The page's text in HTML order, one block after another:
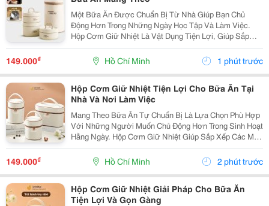
Một Bữa Ăn Được Chuẩn Bị Từ Nhà Giúp Bạn Chủ
Động Hơn Trong Những Ngày Học Tập Và Làm Việc.
Hộp Cơm Giữ Nhiệt Là Vật Dụng Tiện Lợi, Giúp Sắp
Xếp Các Món Ăn Ngăn Nắp Và Dễ Dàng Mang Theo
Trong Nhiều Hoàn Cảnh Khác Nhau. Chọn Hộp Phù Hợp
Với Khẩu...
149.000₫ Hồ Chí Minh 1 phút trước
Hộp Cơm Giữ Nhiệt Tiện Lợi Cho Bữa Ăn Tại
Nhà Và Nơi Làm Việc
Mang Theo Bữa Ăn Tự Chuẩn Bị Là Lựa Chọn Phù Hợp
Với Những Người Muốn Chủ Động Hơn Trong Sinh Hoạt
Hằng Ngày. Hộp Cơm Giữ Nhiệt Giúp Sắp Xếp Các Món
Ăn Gọn Gàng, Thuận Tiện Mang Đến Trường, Văn
Phòng Hoặc Sử Dụng Khi Đi Xa. Lựa Chọn Hộp Theo
149.000₫ Hồ Chí Minh 2 phút trước
Hộp Cơm Giữ Nhiệt Giải Pháp Cho Bữa Ăn
Tiện Lợi Và Gọn Gàng